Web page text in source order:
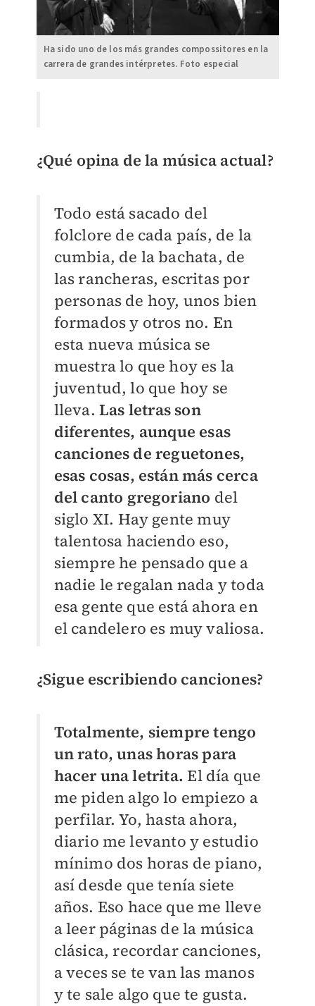
Ha sido uno de los más grandes compossitores en la
carrera de grandes intérpretes. Foto especial
¿Qué opina de la música actual?
Todo está sacado del
folclore de cada país, de la
cumbia, de la bachata, de
las rancheras, escritas por
personas de hoy, unos bien
formados y otros no. En
esta nueva música se
muestra lo que hoy es la
juventud, lo que hoy se
lleva. Las letras son
diferentes, aunque esas
canciones de reguetones,
esas cosas, están más cerca
del canto gregoriano del
siglo XI. Hay gente muy
talentosa haciendo eso,
siempre he pensado que a
nadie le regalan nada y toda
esa gente que está ahora en
el candelero es muy valiosa.
¿Sigue escribiendo canciones?
Totalmente, siempre tengo
un rato, unas horas para
hacer una letrita. El día que
me piden algo lo empiezo a
perfilar. Yo, hasta ahora,
diario me levanto y estudio
mínimo dos horas de piano,
así desde que tenía siete
años. Eso hace que me lleve
a leer páginas de la música
clásica, recordar canciones,
a veces se te van las manos
y te sale algo que te gusta.